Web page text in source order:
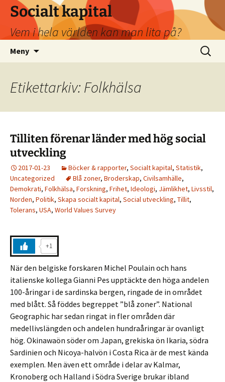
Socialt kapital
Vem i hela världen kan man lita på?
Meny
Sök
efter:
Etikettarkiv: Folkhälsa
Tilliten förenar länder med hög social
utveckling
2017-01-23 Böcker & rapporter, Socialt kapital, Statistik,
Uncategorized
Blå zoner, Broderskap, Civilsamhälle,
Demokrati, Folkhälsa, Forskning, Frihet, Ideologi, Jämlikhet, Livsstil,
Norden, Politik, Skapa socialt kapital, Social utveckling, Tillit,
Tolerans, USA, World Values Survey
+1
När den belgiske forskaren Michel Poulain och hans
italienske kollega Gianni Pes upptäckte den höga andelen
100-åringar i de sardinska bergen, ringade de in området
med blått. Så föddes begreppet ”blå zoner”. National
Geographic har sedan ringat in fler områden där
medellivslängden och andelen hundraåringar är ovanligt
hög. Okinawaön söder om Japan, grekiska ön Ikaria, södra
Sardinien och Nicoya-halvön i Costa Rica är de mest kända
exemplen. Men även ett område i delar av Kalmar,
Kronoberg och Halland i Södra Sverige brukar ibland